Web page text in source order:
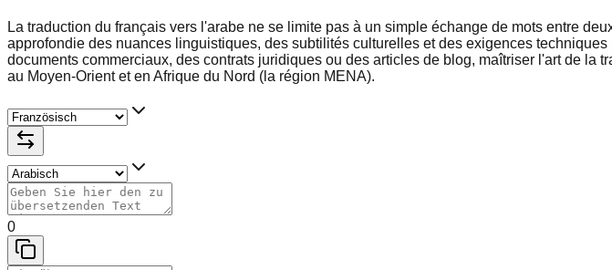
La traduction du français vers l'arabe ne se limite pas à un simple échange de mots entre
approfondie des nuances linguistiques, des subtilités culturelles et des exigences
documents commerciaux, des contrats juridiques ou des articles de blog, maîtriser l'art de
au Moyen-Orient et en Afrique du Nord (la région MENA).
0